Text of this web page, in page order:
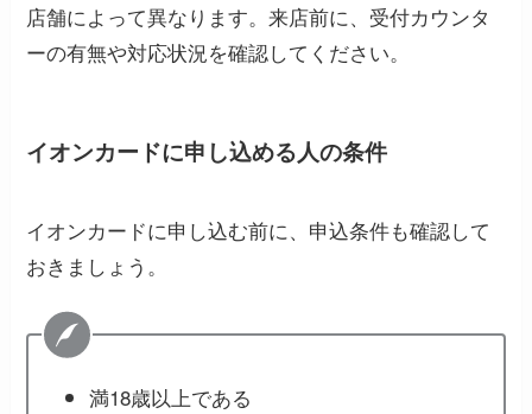
店舗によって異なります。来店前に、受付カウンタ
ーの有無や対応状況を確認してください。
イオンカードに申し込める人の条件
イオンカードに申し込む前に、申込条件も確認して
おきましょう。
満18歳以上である